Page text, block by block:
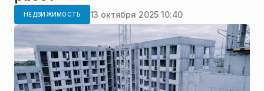
НЕДВИЖИМОСТЬ 13 октября 2025 10:40